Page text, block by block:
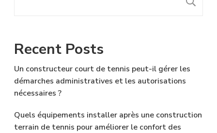
Recent Posts
Un constructeur court de tennis peut-il gérer les
démarches administratives et les autorisations
nécessaires ?
Quels équipements installer après une construction
terrain de tennis pour améliorer le confort des